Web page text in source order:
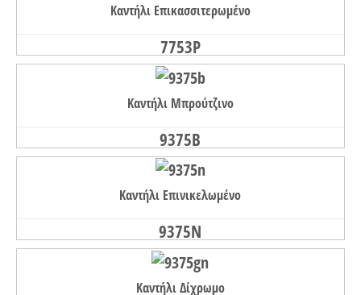
Καντήλι Επικασσιτερωμένο
7753P
Καντήλι Μπρούτζινο
9375B
Καντήλι Επινικελωμένο
9375N
Καντήλι Δίχρωμο